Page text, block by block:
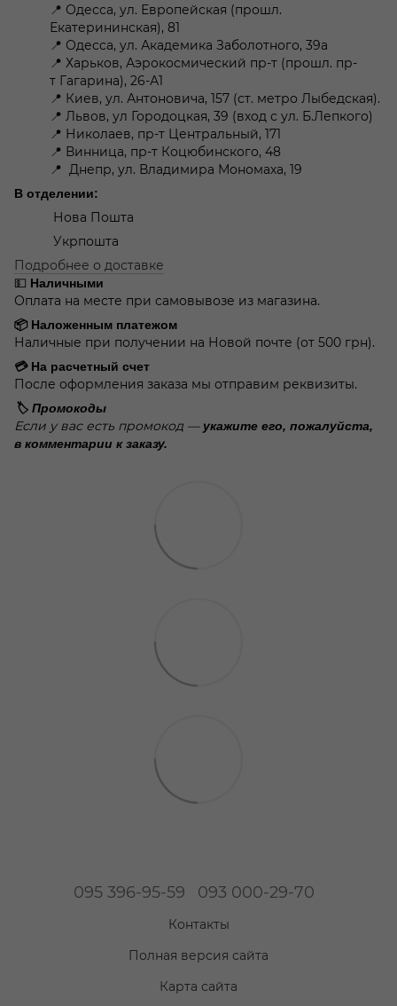
📍 Одесса, ул. Европейская (прошл.
Екатерининская), 81
📍 Одесса, ул. Академика Заболотного, 39а
📍 Харьков, Аэрокосмический пр-т (прошл. пр-
т Гагарина), 26-А1
📍 Киев, ул. Антоновича, 157 (ст. метро Лыбедская).
📍 Львов, ул Городоцкая, 39 (вход с ул. Б.Лепкого)
📍 Николаев, пр-т Центральный, 171
📍 Винница, пр-т Коцюбинского, 48
📍 Днепр, ул. Владимира Мономаха, 19
В отделении:
Нова Пошта
Укрпошта
Подробнее о доставке
💵 Наличными
Оплата на месте при самовывозе из магазина.
📦 Наложенным платежом
Наличные при получении на Новой почте (от 500 грн).
💳 На расчетный счет
После оформления заказа мы отправим реквизиты.
🏷️ Промокоды
Если у вас есть промокод — укажите его, пожалуйста,
в комментарии к заказу.
095 396-95-59 093 000-29-70
Контакты
Полная версия сайта
Карта сайта